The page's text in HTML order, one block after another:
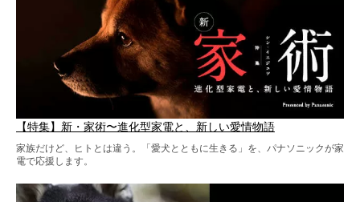
【特集】新・家術〜進化型家電と、新しい愛情物語
家族だけど、ヒトとは違う。「愛犬とともに生きる」を、パナソニックが家
電で応援します。